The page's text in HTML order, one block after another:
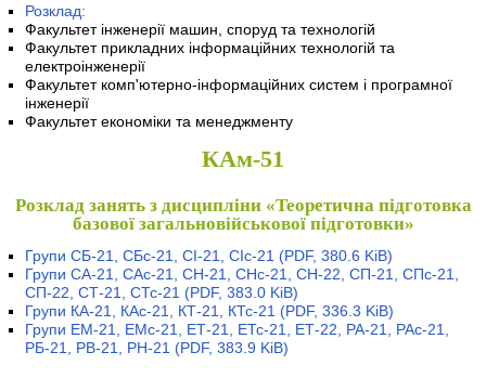
Розклад:
Факультет інженерії машин, споруд та технологій
Факультет прикладних інформаційних технологій та
електроінженерії
Факультет комп'ютерно-інформаційних систем і програмної
інженерії
Факультет економіки та менеджменту
КАм-51
Розклад занять з дисципліни «Теоретична підготовка
базової загальновійськової підготовки»
Групи СБ-21, СБс-21, СІ-21, СІс-21 (PDF, 380.6 KiB)
Групи СА-21, САс-21, СН-21, СНс-21, СН-22, СП-21, СПс-21,
СП-22, СТ-21, СТс-21 (PDF, 383.0 KiB)
Групи КА-21, КАс-21, КТ-21, КТс-21 (PDF, 336.3 KiB)
Групи ЕМ-21, ЕМс-21, ЕТ-21, ЕТс-21, ЕТ-22, РА-21, РАс-21,
РБ-21, РВ-21, РН-21 (PDF, 383.9 KiB)